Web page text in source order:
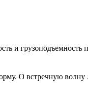
и грузоподъемность
О встречную волну